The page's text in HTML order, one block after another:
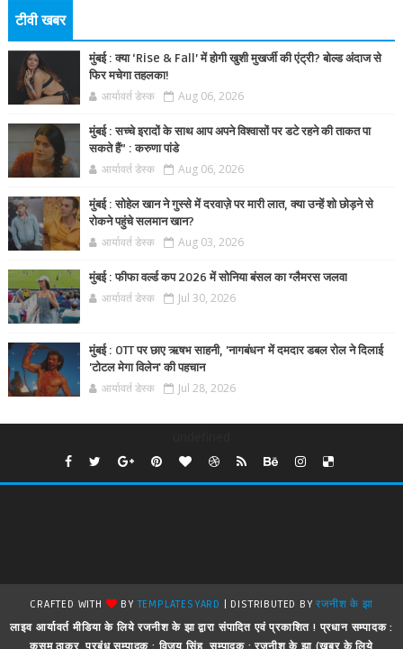
टीवी खबर
मुंबई : क्या ‘Rise & Fall’ में होगी खुशी मुखर्जी की एंट्री? बोल्ड अंदाज से
फिर मचेगा तहलका!
आर्यावर्त डेस्क Aug 06, 2026
मुंबई : सच्चे इरादों के साथ आप अपने विश्वासों पर डटे रहने की ताकत पा
सकते हैं” : करुणा पांडे
आर्यावर्त डेस्क Aug 06, 2026
मुंबई : सोहेल खान ने गुस्से में दरवाज़े पर मारी लात, क्या उन्हें शो छोड़ने से
रोकने पहुंचे सलमान खान?
आर्यावर्त डेस्क Aug 03, 2026
मुंबई : फीफा वर्ल्ड कप 2026 में सोनिया बंसल का ग्लैमरस जलवा
आर्यावर्त डेस्क Jul 30, 2026
मुंबई : OTT पर छाए ऋषभ साहनी, 'नागबंधन' में दमदार डबल रोल ने दिलाई
'टोटल मेगा विलेन' की पहचान
आर्यावर्त डेस्क Jul 28, 2026
CRAFTED WITH BYTEMPLATESYARD | DISTRIBUTED BYरजनीश के झा
लाइव आर्यावर्त मीडिया के लिये रजनीश के झा द्वारा संपादित एवं प्रकाशित ! प्रधान सम्पादक :